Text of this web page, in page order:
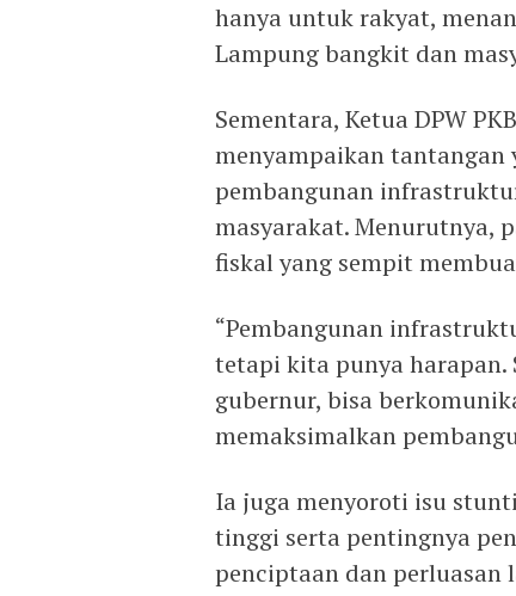
hanya untuk rakyat,
Lampung bangkit dan
Sementara, Ketua DPW
menyampaikan
pembangunan
masyarakat. Menurutnya,
fiskal yang sempit
“Pembangunan
tetapi kita punya harapan.
gubernur, bisa
memaksimalkan
Ia juga menyoroti isu
tinggi serta pentingnya
penciptaan dan perluasan